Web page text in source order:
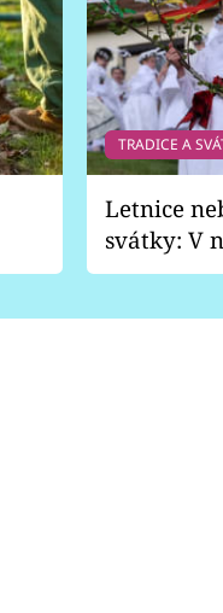
TRADICE A
Letnice
svátky: V
pondělí